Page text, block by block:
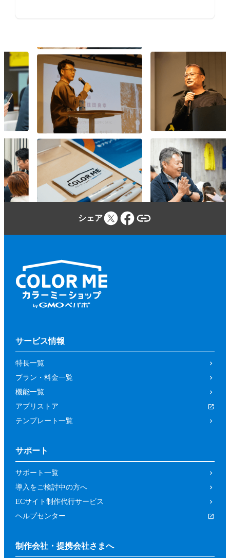
Eコマースにかかわるすべての方の交流・情報
第２条（本イベントの開催日程）
本イベントの開催場所（オンラインによる開催
を含みます。）、開催日時等は、本サービスの
ウェブサイト上で定めます。
第３条（規約の履行）
参加者は、カラーミーショップ利用規約、
本規約、本イベントに関する当社のウェブ
サイトに定める事項及び本イベントの開催
場所・施設等の定める規程等（併せて、以
下「本規約等」といいます。）を遵守しな
ければならないものとします。
おそれがあると当社が判断した場合、当社
（当社が本イベントに関して業務を委託す
て、参加申込みの拒否、参加の取り消しを
いつでもできるものとします。
前項に基づく措置を行う場合、当社は、そ
の理由等を参加者に開示する義務を負わな
第２項に基づく、参加申込みの拒否、参加
の取り消しによって、参加者又は第三者が
被った損害等について、当社は一切の責任
を負わないものとします。
第４条（参加資格）
参加者は、当社所定の方法により申し込み
を行った方であって、本イベントの開催趣
方（法人、個人を問いません。）としま
す。
前項にもかかわらず、以下の各号に該当す
るおそれがあると当社が判断した場合は、
当社は承諾を取り消すことができるものと
暴力団、反政府組織その他の反社会的組
シェア
サービス情報
特長一覧
プラン・料金一覧
機能一覧
アプリストア
テンプレート一覧
サポート
サポート一覧
導入をご検討中の方へ
ECサイト制作代行サービス
ヘルプセンター
制作会社・提携会社さまへ